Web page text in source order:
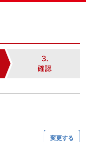
変更する